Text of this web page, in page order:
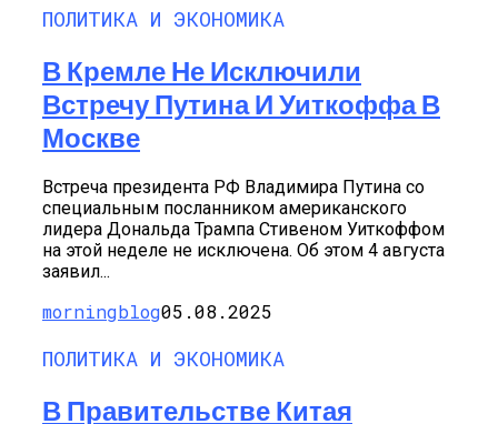
ПОЛИТИКА И ЭКОНОМИКА
В Кремле Не Исключили
Встречу Путина И Уиткоффа В
Москве
Встреча президента РФ Владимира Путина со
специальным посланником американского
лидера Дональда Трампа Стивеном Уиткоффом
на этой неделе не исключена. Об этом 4 августа
заявил...
morningblog05.08.2025
ПОЛИТИКА И ЭКОНОМИКА
В Правительстве Китая